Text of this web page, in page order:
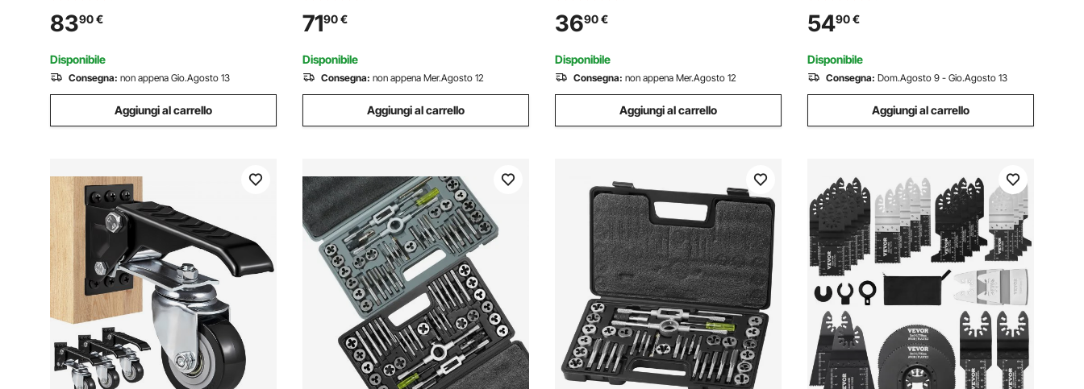
Utensili per Filettature in Valigetta
Portatile, Set di Rubinetti Chiavi 116 Pz
8390€
Disponibile
Consegna: non appena Gio.Agosto 13
Aggiungi al carrello
in Lega di Zinco Utensili per Filettature in
Valigetta, Set Rubinetti Chiavi
7190€
Disponibile
Consegna: non appena Mer.Agosto 12
Aggiungi al carrello
Pignone con Ganasce Set di Estrattori
Utensili per Divisione, Kit Utensili per
Autoveicoli
3690€
Disponibile
Consegna: non appena Mer.Agosto 12
Aggiungi al carrello
Conservazione per Preparare
Marmellate, Lavabile in Lavastoviglie
Struttura Robusta
5490€
Disponibile
Consegna: Dom.Agosto 9 - Gio.Agosto 13
Aggiungi al carrello